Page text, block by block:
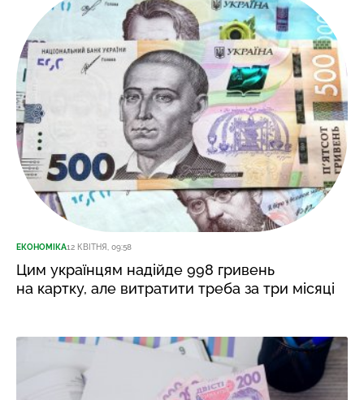
ЕКОНОМІКА12 КВІТНЯ, 09:58
Цим українцям надійде 998 гривень
на картку, але витратити треба за три місяці